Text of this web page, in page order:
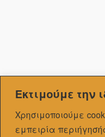
Εκτιμούμε την
Χρησιμοποιούμε
εμπειρία